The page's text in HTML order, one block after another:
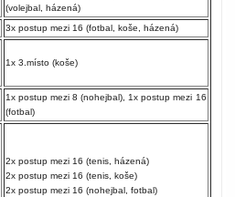
(volejbal, házená)
3x postup mezi 16 (fotbal, koše, házená)
1x 3.místo (koše)
1x postup mezi 8 (nohejbal), 1x postup mezi 16
(fotbal)
2x postup mezi 16 (tenis, házená)
2x postup mezi 16 (tenis, koše)
2x postup mezi 16 (nohejbal, fotbal)